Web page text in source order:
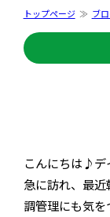
トップページ ブ
こんにちは♪デ
急に訪れ、最
調管理にも気